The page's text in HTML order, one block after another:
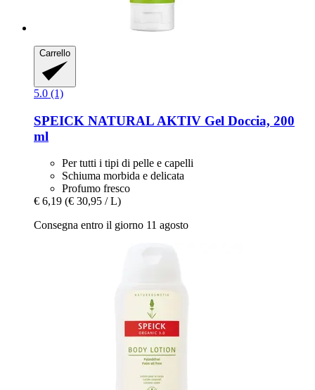
Carrello
5.0 (1)
SPEICK NATURAL AKTIV Gel Doccia, 200
ml
Per tutti i tipi di pelle e capelli
Schiuma morbida e delicata
Profumo fresco
€ 6,19 (€ 30,95 / L)
Consegna entro il giorno 11 agosto